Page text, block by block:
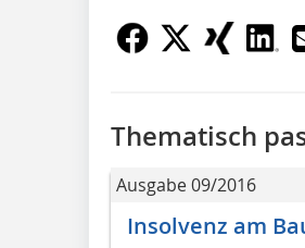
Thematisch
Ausgabe 09/2016
Insolvenz am